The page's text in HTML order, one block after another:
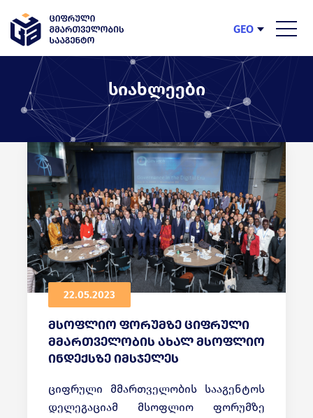
GEO
ENG
სიახლეები
22.05.2023
მსოფლიო ფორუმზე ციფრული
მმართველობის ახალ მსოფლიო
ინდექსზე იმსჯელეს
ციფრული მმართველობის სააგენტოს
დელეგაციამ მსოფლიო ფორუმზე